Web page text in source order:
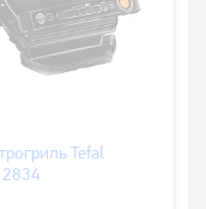
Tefal